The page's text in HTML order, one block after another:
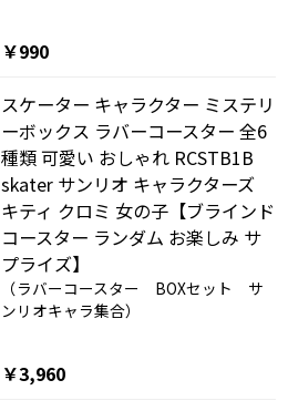
￥990
スケーター キャラクター ミステリ
ーボックス ラバーコースター 全6
種類 可愛い おしゃれ RCSTB1B
skater サンリオ キャラクターズ
キティ クロミ 女の子【ブラインド
コースター ランダム お楽しみ サ
プライズ】
（ラバーコースター BOXセット サ
ンリオキャラ集合）
￥3,960